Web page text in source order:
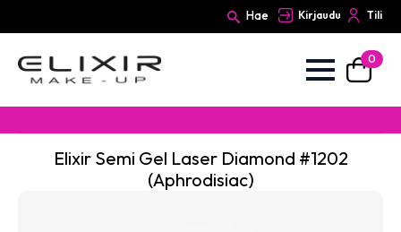
Hae Kirjaudu Tili
0
Elixir Semi Gel Laser Diamond #1202
(Aphrodisiac)